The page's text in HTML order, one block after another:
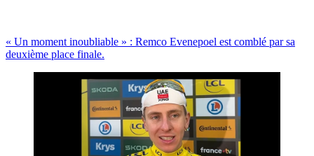
« Un moment inoubliable » : Remco Evenepoel est comblé par sa
deuxième place finale.